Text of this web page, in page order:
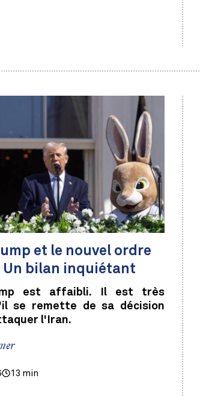
et le nouvel ordre
Un bilan inquiétant
est affaibli. Il est très
se remette de sa décision
l'Iran.
13 min